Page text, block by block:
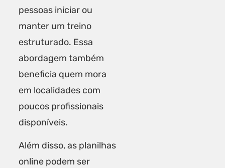
pessoas iniciar ou
manter um treino
estruturado. Essa
abordagem também
beneficia quem mora
em localidades com
poucos profissionais
disponíveis.
Além disso, as planilhas
online podem ser